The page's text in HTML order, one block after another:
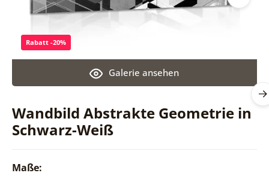
Wandbild Abstrakte Geometrie in
Schwarz-Weiß
Galerie ansehen
Rabatt -20%
Maße: